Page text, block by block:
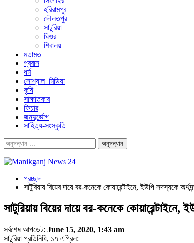
হরিরামপুর
দৌলতপুর
সাটুরিয়া
ঘিওর
শিবালয়
মতামত
প্রবাস
ধর্ম
সোশ্যাল_মিডিয়া
কৃষি
সাক্ষাতকার
ফিচার
জনদুর্ভোগ
সাহিত্য-সংস্কৃতি
প্রচ্ছদ
সাটুরিয়ায় বিয়ের দায়ে বর-কনেকে কোয়ারেন্টাইনে, ইউপি সদস্যকে
সাটুরিয়ায় বিয়ের দায়ে বর-কনেকে কোয়ারেন্টাইনে,
সর্বশেষ আপডেট: June 15, 2020, 1:43 am
সাটুরিয়া প্রতিনিধি, ১৭ এপ্রিল: